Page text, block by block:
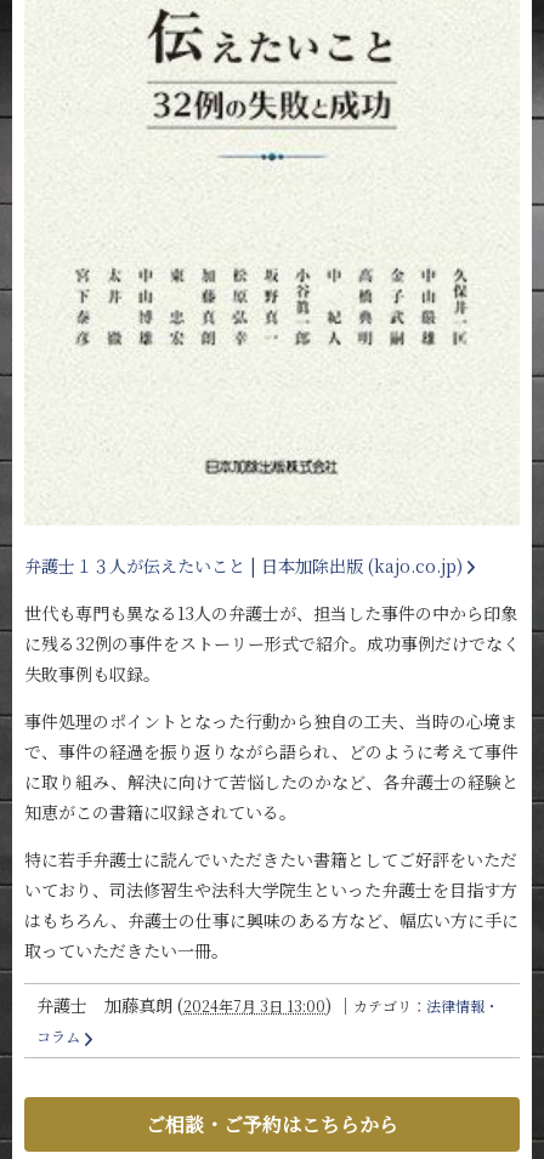
弁護士１３人が伝えたいこと | 日本加除出版 (kajo.co.jp)
世代も専門も異なる13人の弁護士が、担当した事件の中から印象
に残る32例の事件をストーリー形式で紹介。成功事例だけでなく
失敗事例も収録。
事件処理のポイントとなった行動から独自の工夫、当時の心境ま
で、事件の経過を振り返りながら語られ、どのように考えて事件
に取り組み、解決に向けて苦悩したのかなど、各弁護士の経験と
知恵がこの書籍に収録されている。
特に若手弁護士に読んでいただきたい書籍としてご好評をいただ
いており、司法修習生や法科大学院生といった弁護士を目指す方
はもちろん、弁護士の仕事に興味のある方など、幅広い方に手に
取っていただきたい一冊。
弁護士 加藤真朗 (2024年7月 3日 13:00) ｜ カテゴリ： 法律情報・
コラム
ご相談・ご予約はこちらから